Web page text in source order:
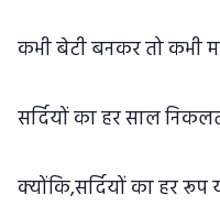
कभी बेटी बनकर तो कभी
सर्दियों का हर साल
क्योंकि,सर्दियों का हर रूप